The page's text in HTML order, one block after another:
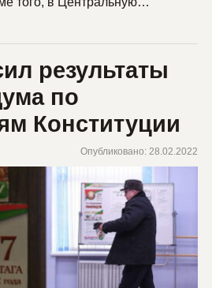
результаты
по
Конституции
Опубликовано: 28.02.2022